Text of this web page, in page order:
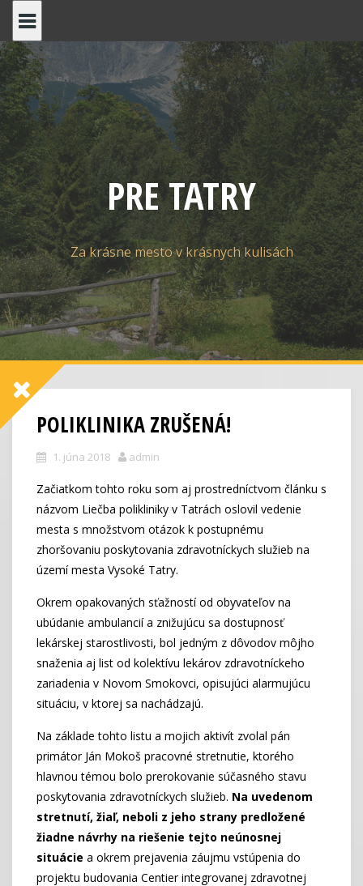
content
PRE TATRY
Za krásne mesto v krásnych kulisách
POLIKLINIKA ZRUŠENÁ!
1. júna 2018 admin
Začiatkom tohto roku som aj prostredníctvom článku s
názvom Liečba polikliniky v Tatrách oslovil vedenie
mesta s množstvom otázok k postupnému
zhoršovaniu poskytovania zdravotníckych služieb na
území mesta Vysoké Tatry.
Okrem opakovaných sťažností od obyvateľov na
ubúdanie ambulancií a znižujúcu sa dostupnosť
lekárskej starostlivosti, bol jedným z dôvodov môjho
snaženia aj list od kolektívu lekárov zdravotníckeho
zariadenia v Novom Smokovci, opisujúci alarmujúcu
situáciu, v ktorej sa nachádzajú.
Na základe tohto listu a mojich aktivít zvolal pán
primátor Ján Mokoš pracovné stretnutie, ktorého
hlavnou témou bolo prerokovanie súčasného stavu
poskytovania zdravotníckych služieb. Na uvedenom
stretnutí, žiaľ, neboli z jeho strany predložené
žiadne návrhy na riešenie tejto neúnosnej
situácie a okrem prejavenia záujmu vstúpenia do
projektu budovania Centier integrovanej zdravotnej